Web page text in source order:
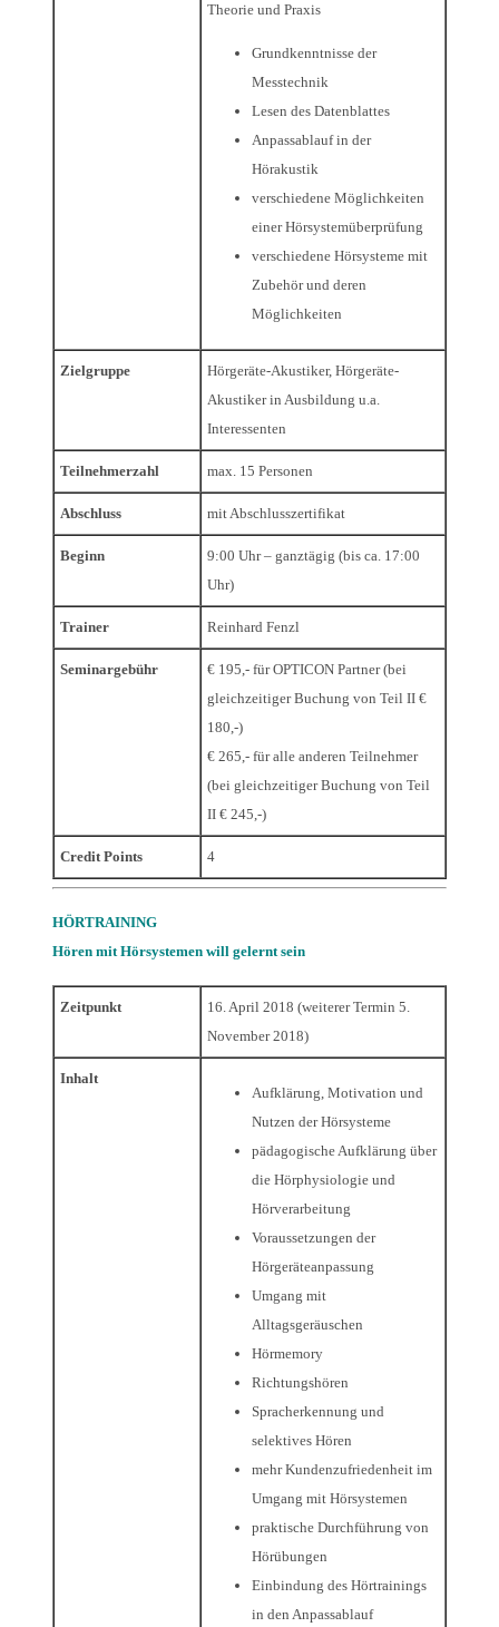
Theorie und Praxis
Grundkenntnisse der
Messtechnik
Lesen des Datenblattes
Anpassablauf in der
Hörakustik
verschiedene Möglichkeiten
einer Hörsystemüberprüfung
verschiedene Hörsysteme mit
Zubehör und deren
Möglichkeiten
Zielgruppe
Hörgeräte-Akustiker, Hörgeräte-
Akustiker in Ausbildung u.a.
Interessenten
Teilnehmerzahl max. 15 Personen
Abschluss mit Abschlusszertifikat
Beginn
9:00 Uhr – ganztägig (bis ca. 17:00
Uhr)
Trainer Reinhard Fenzl
Seminargebühr
€ 195,- für OPTICON Partner (bei
gleichzeitiger Buchung von Teil II €
180,-)
€ 265,- für alle anderen Teilnehmer
(bei gleichzeitiger Buchung von Teil
II € 245,-)
Credit Points 4
HÖRTRAINING
Hören mit Hörsystemen will gelernt sein
Zeitpunkt
16. April 2018 (weiterer Termin 5.
November 2018)
Inhalt
Aufklärung, Motivation und
Nutzen der Hörsysteme
pädagogische Aufklärung über
die Hörphysiologie und
Hörverarbeitung
Voraussetzungen der
Hörgeräteanpassung
Umgang mit
Alltagsgeräuschen
Hörmemory
Richtungshören
Spracherkennung und
selektives Hören
mehr Kundenzufriedenheit im
Umgang mit Hörsystemen
praktische Durchführung von
Hörübungen
Einbindung des Hörtrainings
in den Anpassablauf